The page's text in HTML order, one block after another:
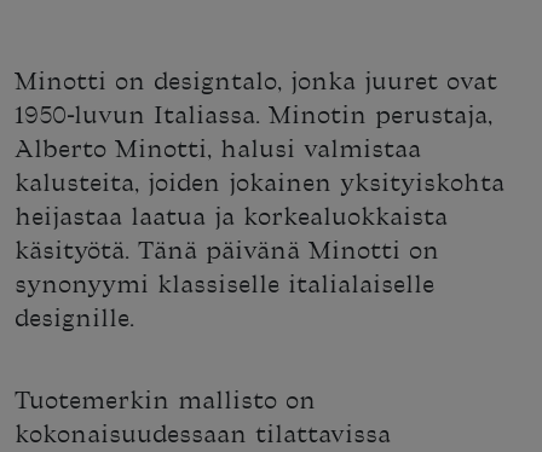
Minotti on designtalo, jonka juuret ovat
1950-luvun Italiassa. Minotin perustaja,
Alberto Minotti, halusi valmistaa
kalusteita, joiden jokainen yksityiskohta
heijastaa laatua ja korkealuokkaista
käsityötä. Tänä päivänä Minotti on
synonyymi klassiselle italialaiselle
designille.
Tuotemerkin mallisto on
kokonaisuudessaan tilattavissa